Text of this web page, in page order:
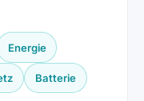
Energie
Batterie